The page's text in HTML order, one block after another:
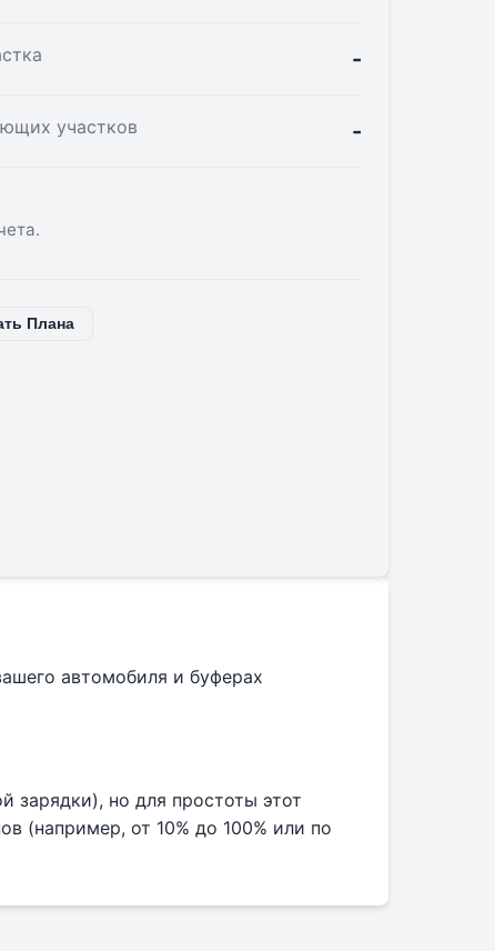
-
участков -
Плана
автомобиля и буферах
зарядки), но для простоты этот
(например, от 10% до 100% или по